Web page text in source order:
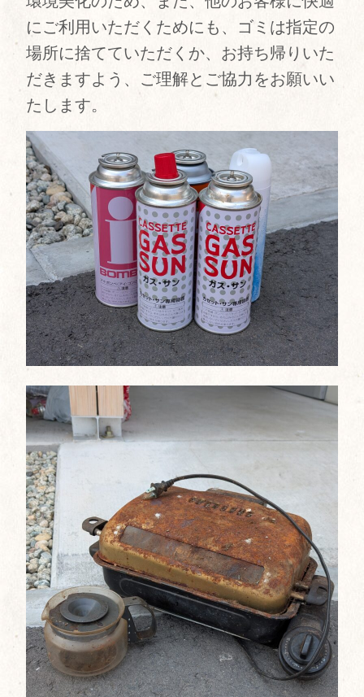
にご利用いただくためにも、ゴミは指定の
場所に捨てていただくか、お持ち帰りいた
だきますよう、ご理解とご協力をお願いい
たします。